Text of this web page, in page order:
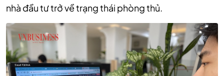
nhà đầu tư trở về trạng thái phòng thủ.